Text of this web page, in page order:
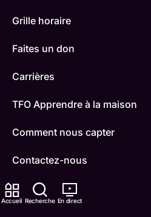
Accueil Recherche En direct
Grille horaire
Faites un don
Carrières
TFO Apprendre à la maison
Comment nous capter
Contactez-nous
ONFR